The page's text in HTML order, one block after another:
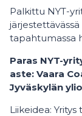
Palkittu NYT-
tapahtumassa
Paras NYT-
aste: Vaara
Jyväskylän
Liikeidea: